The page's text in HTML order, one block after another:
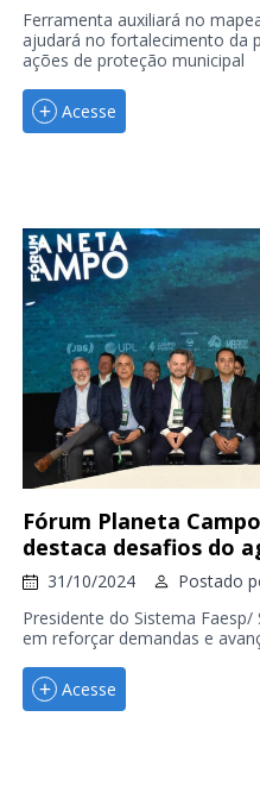
Ferramenta auxiliará no
ajudará no fortalecimento da
ações de proteção municipal
Acesse
Fórum Planeta
destaca desafios do
31/10/2024 Postado
Presidente do Sistema
em reforçar demandas e
Acesse